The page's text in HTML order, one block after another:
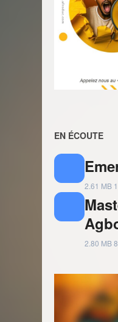
EN ÉCOUTE
2.61 MB
2.80 MB